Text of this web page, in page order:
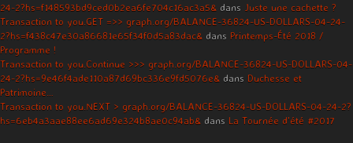
24-2?hs=f148593bd9ced0b2ea6fe704c16ac3a5& dans Juste une cachette ?
Transaction to you.GET =>> graph.org/BALANCE-36824-US-DOLLARS-04-24-
2?hs=f438c47e30a86681e65f34f0d5a83dac& dans Printemps-Été 2018 /
Programme !
Transaction to you.Continue >>> graph.org/BALANCE-36824-US-DOLLARS-04-
24-2?hs=9e46f4ade110a87d69bc336e9fd5076e& dans Duchesse et
Patrimoine…
Transaction to you.NEXT > graph.org/BALANCE-36824-US-DOLLARS-04-24-2?
hs=6eb4a3aae88ee6ad69e324b8ae0c94ab& dans La Tournée d’été #2017